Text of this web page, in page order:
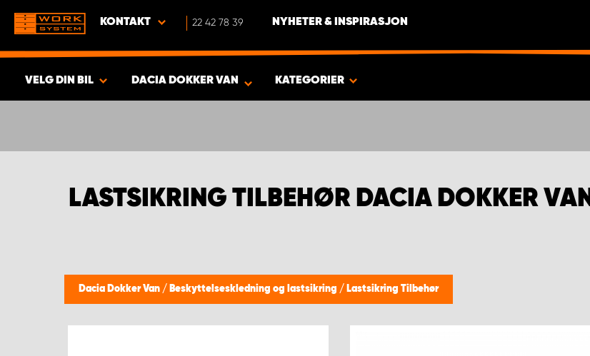
KONTAKT 22 42 78 39 NYHETER & INSPIRASJON
VELG DIN BIL DACIA DOKKER VAN KATEGORIER
LASTSIKRING TILBEHØR DACIA DOKKER VAN
Dacia Dokker Van / Beskyttelseskledning og lastsikring / Lastsikring Tilbehør